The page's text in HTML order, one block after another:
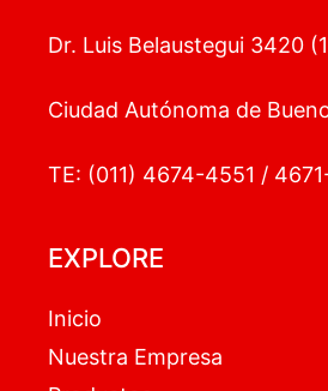
Dr. Luis Belaustegui 3420
Ciudad Autónoma de
TE: (011) 4674-4551 /
EXPLORE
Inicio
Nuestra Empresa